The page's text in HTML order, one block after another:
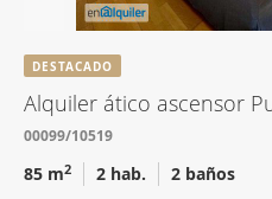
DESTACADO
Alquiler ático ascensor
00099/10519
85 m2 2 hab.
2 baños